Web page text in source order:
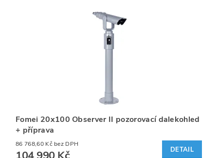
Fomei 20x100 Observer II pozorovací dalekohled
+ příprava
86 768,60 Kč bez DPH
DETAIL